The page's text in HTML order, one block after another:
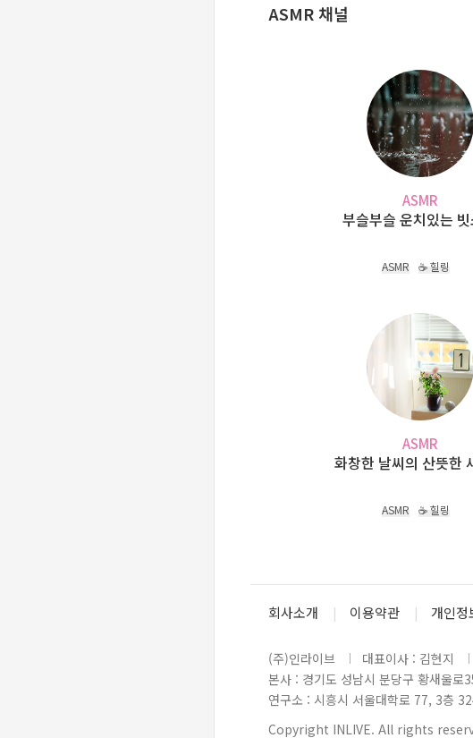
ASMR 채널
ASMR
부슬부슬 운치있는
ASMR ☕ 힐링
ASMR
화창한 날씨의 산뜻한
ASMR ☕ 힐링
회사소개 이용약관 개인정
(주)인라이브 대표이사 : 김현지
본사 : 경기도 성남시 분당구 황새울로
연구소 : 시흥시 서울대학로 77, 3층
Copyright INLIVE. All rights